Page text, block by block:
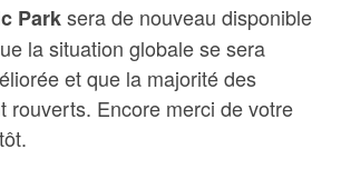
Parksera de nouveau disponible
la situation globale se sera
et que la majorité des
rouverts. Encore merci de votre